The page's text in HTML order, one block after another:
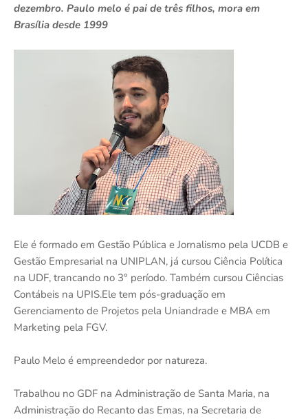
dezembro. Paulo melo é pai de três filhos, mora em
Brasília desde 1999
Ele é formado em Gestão Pública e Jornalismo pela UCDB e
Gestão Empresarial na UNIPLAN, já cursou Ciência Política
na UDF, trancando no 3° período. Também cursou Ciências
Contábeis na UPIS.Ele tem pós-graduação em
Gerenciamento de Projetos pela Uniandrade e MBA em
Marketing pela FGV.
Paulo Melo é empreendedor por natureza.
Trabalhou no GDF na Administração de Santa Maria, na
Administração do Recanto das Emas, na Secretaria de